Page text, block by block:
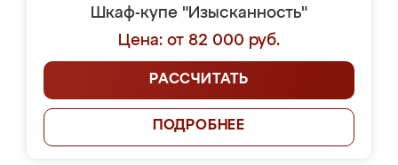
Шкаф-купе "Изысканность"
Цена: от 82 000 руб.
РАССЧИТАТЬ
ПОДРОБНЕЕ